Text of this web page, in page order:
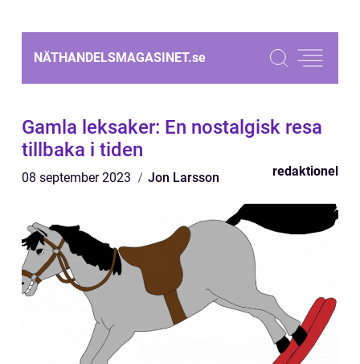
NÄTHANDELSMAGASINET.se
Gamla leksaker: En nostalgisk resa
tillbaka i tiden
08 september 2023 Jon Larsson redaktionel